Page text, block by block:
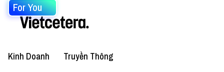
For You
Kinh Doanh Truyền Thông